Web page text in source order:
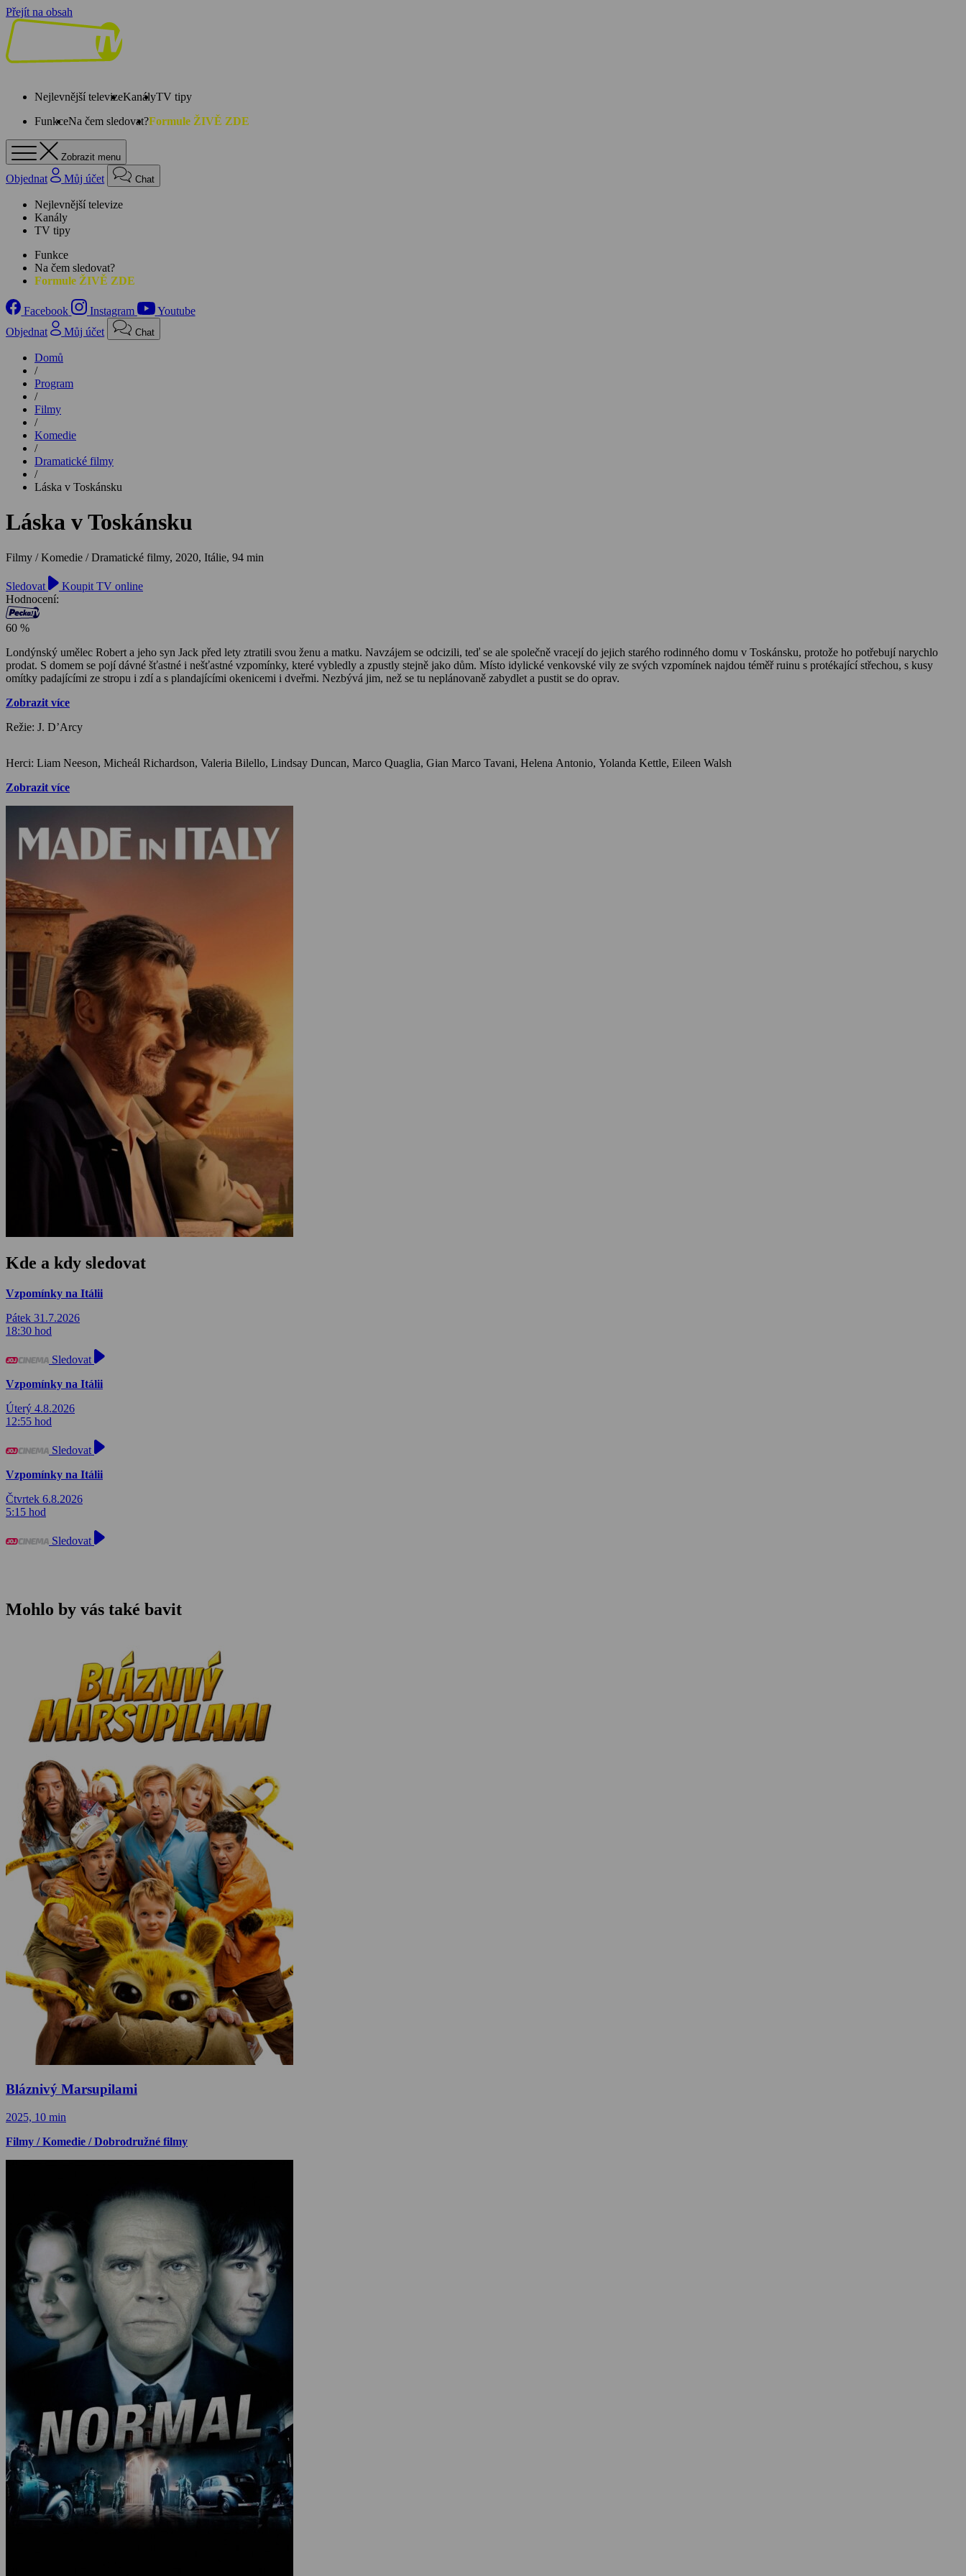
Přejít na obsah
Nejlevnější televizeKanályTV tipy
FunkceNa čem sledovat?Formule ŽIVĚ ZDE
Zobrazit menu
Objednat Můj účet Chat
Nejlevnější televize
Kanály
TV tipy
Funkce
Na čem sledovat?
Formule ŽIVĚ ZDE
Facebook Instagram
Youtube
Objednat
Můj účet Chat
Domů
/
Program
/
Filmy
/
Komedie
/
Dramatické filmy
/
Láska v Toskánsku
Láska v Toskánsku
Filmy / Komedie / Dramatické filmy, 2020, Itálie, 94 min
Sledovat
Koupit TV online
Hodnocení:
60 %
Londýnský umělec Robert a jeho syn Jack před lety ztratili svou ženu a matku. Navzájem se odcizili, teď se ale společně vracejí do jejich starého rodinného domu v Toskánsku, protože ho potřebují narychlo
prodat. S domem se pojí dávné šťastné i nešťastné vzpomínky, které vybledly a zpustly stejně jako dům. Místo idylické venkovské vily ze svých vzpomínek najdou téměř ruinu s protékající střechou, s kusy
omítky padajícími ze stropu i zdí a s plandajícími okenicemi i dveřmi. Nezbývá jim, než se tu neplánovaně zabydlet a pustit se do oprav.
Zobrazit více
Režie: J. D’Arcy
Herci: Liam Neeson, Micheál Richardson, Valeria Bilello, Lindsay Duncan, Marco Quaglia, Gian Marco Tavani, Helena Antonio, Yolanda Kettle, Eileen Walsh
Zobrazit více
Kde a kdy sledovat
Vzpomínky na Itálii
Pátek 31.7.2026
18:30 hod
Sledovat
Vzpomínky na Itálii
Úterý 4.8.2026
12:55 hod
Sledovat
Vzpomínky na Itálii
Čtvrtek 6.8.2026
5:15 hod
Sledovat
Mohlo by vás také bavit
Bláznivý Marsupilami
2025, 10 min
Filmy / Komedie / Dobrodružné filmy